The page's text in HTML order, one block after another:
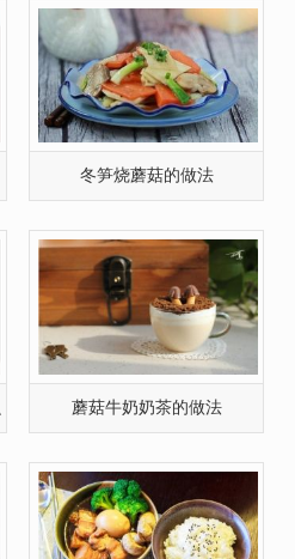
冬笋烧蘑菇的做法
蘑菇牛奶奶茶的做法